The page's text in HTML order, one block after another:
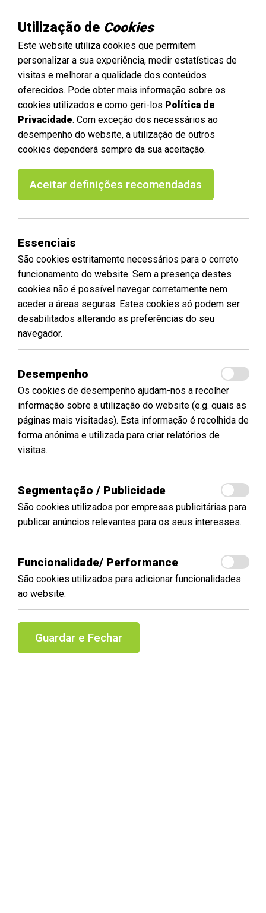
Utilização de Cookies
Este website utiliza cookies que permitem
personalizar a sua experiência, medir estatísticas de
visitas e melhorar a qualidade dos conteúdos
oferecidos. Pode obter mais informação sobre os
cookies utilizados e como geri-los Política de
Privacidade. Com exceção dos necessários ao
desempenho do website, a utilização de outros
cookies dependerá sempre da sua aceitação.
Aceitar definições recomendadas
Essenciais
São cookies estritamente necessários para o correto
funcionamento do website. Sem a presença destes
cookies não é possível navegar corretamente nem
aceder a áreas seguras. Estes cookies só podem ser
desabilitados alterando as preferências do seu
navegador.
Desempenho
Os cookies de desempenho ajudam-nos a recolher
informação sobre a utilização do website (e.g. quais as
páginas mais visitadas). Esta informação é recolhida de
forma anónima e utilizada para criar relatórios de
visitas.
Segmentação / Publicidade
São cookies utilizados por empresas publicitárias para
publicar anúncios relevantes para os seus interesses.
Funcionalidade/ Performance
São cookies utilizados para adicionar funcionalidades
ao website.
Guardar e Fechar